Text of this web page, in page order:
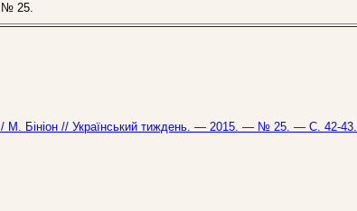
№ 25.
/ М. Бініон // Український тиждень. — 2015. — № 25. — С. 42-43.